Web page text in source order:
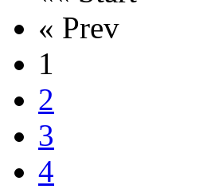
« Prev
1
2
3
4